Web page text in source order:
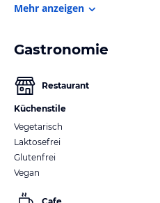
Mehr anzeigen
Gastronomie
Restaurant
Küchenstile
Vegetarisch
Laktosefrei
Glutenfrei
Vegan